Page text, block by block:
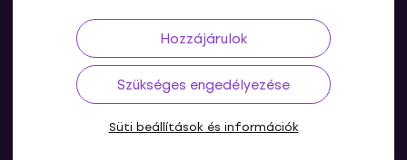
Hozzájárulok
Szükséges engedélyezése
Süti beállítások és információk